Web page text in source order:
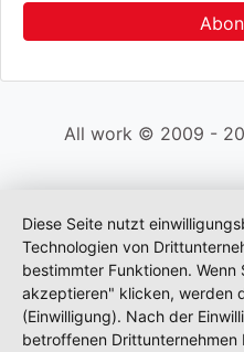
All work © 2009 -
Diese Seite nutzt
Technologien von
bestimmter Funktionen. Wenn
akzeptieren" klicken, werden
(Einwilligung). Nach der
betroffenen Drittunternehmen